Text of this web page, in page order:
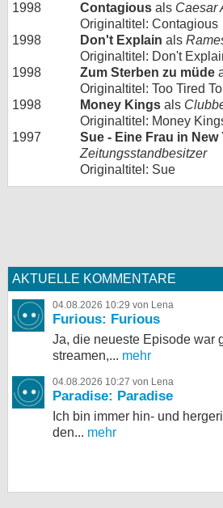
1998
Contagious als Caesar
Originaltitel: Contagious
1998
Don't Explain als
Originaltitel: Don't
1998
Zum Sterben zu müde
Originaltitel: Too Tired
1998
Money Kings als
Originaltitel: Money
1997
Sue - Eine Frau in New
Zeitungsstandbesitzer
Originaltitel: Sue
AKTUELLE KOMMENTARE
04.08.2026 10:29 von Lena
Furious: Furious
Ja, die neueste Episode war
streamen,... mehr
04.08.2026 10:27 von Lena
Paradise: Paradise
Ich bin immer hin- und
den... mehr